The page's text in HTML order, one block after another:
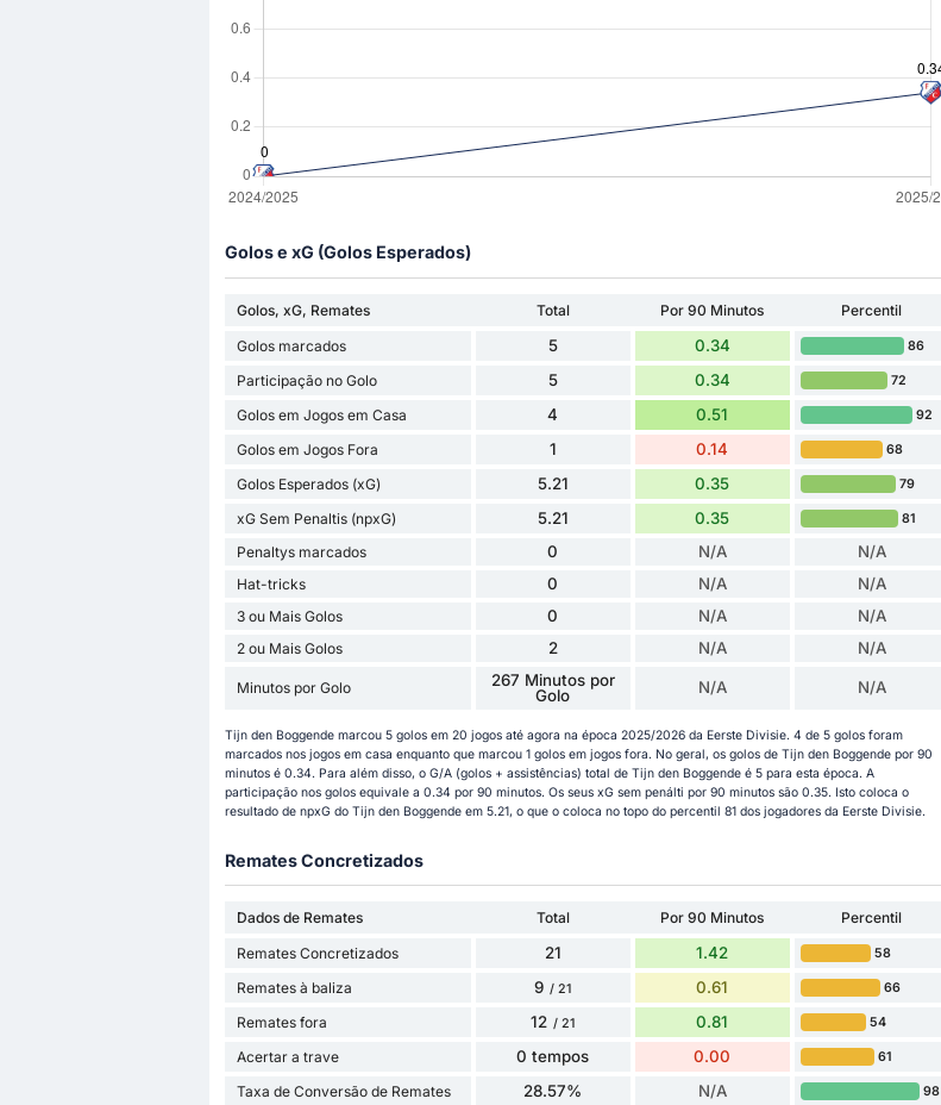
Golos e xG (Golos Esperados)
Golos, xG, Remates Total Por 90 Minutos
Percentil
Golos marcados
5 0.34 86
Participação no Golo 5 0.34 72
Golos em Jogos em Casa 4 0.51 92
Golos em Jogos Fora 1 0.14 68
Golos Esperados (xG) 5.21 0.35 79
xG Sem Penaltis (npxG) 5.21 0.35 81
Penaltys marcados 0 N/A N/A
Hat-tricks 0 N/A N/A
3 ou Mais Golos 0 N/A N/A
2 ou Mais Golos 2 N/A N/A
Minutos por Golo
267 Minutos por
Golo
N/A N/A
Tijn den Boggende marcou 5 golos em 20 jogos até agora na época 2025/2026 da Eerste Divisie. 4 de 5 golos foram
marcados nos jogos em casa enquanto que marcou 1 golos em jogos fora. No geral, os golos de Tijn den Boggende por 90
minutos é 0.34. Para além disso, o G/A (golos + assistências) total de Tijn den Boggende é 5 para esta época. A
participação nos golos equivale a 0.34 por 90 minutos. Os seus xG sem penálti por 90 minutos são 0.35. Isto coloca o
resultado de npxG do Tijn den Boggende em 5.21, o que o coloca no topo do percentil 81 dos jogadores da Eerste Divisie.
Remates Concretizados
Dados de Remates Total Por 90 Minutos
Percentil
Remates Concretizados
21 1.42 58
Remates à baliza 9 / 21 0.61 66
Remates fora 12 / 21 0.81 54
Acertar a trave 0 tempos 0.00 61
Taxa de Conversão de Remates 28.57% N/A 98